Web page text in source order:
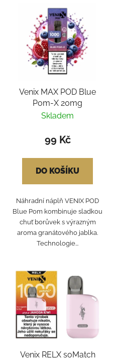
Venix MAX POD Blue
Pom-X 20mg
Skladem
99 Kč
DO KOŠÍKU
Náhradní náplň VENIX POD
Blue Pom kombinuje sladkou
chuť borůvek s výrazným
aroma granátového jablka.
Technologie...
Venix RELX soMatch